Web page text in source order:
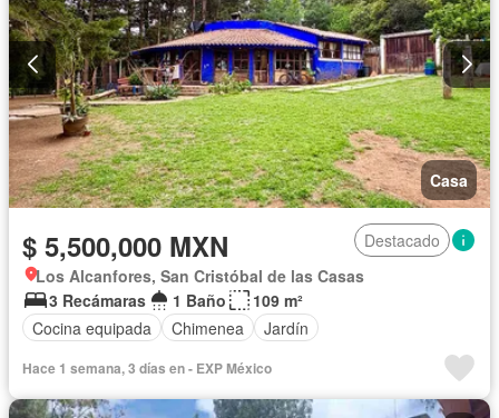
Casa
$ 5,500,000 MXN
Destacado
Los Alcanfores, San Cristóbal de las Casas
3 Recámaras
1 Baño
109 m²
Cocina equipada
Chimenea Jardín
Hace 1 semana, 3 días en - EXP México